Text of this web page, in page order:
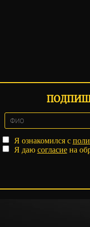
Я ознакомился с
Я даю согласиена